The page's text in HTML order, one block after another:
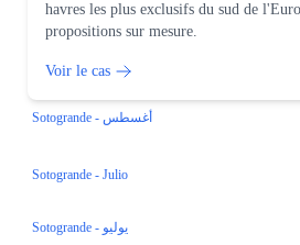
havres les plus exclusifs du sud de
propositions sur mesure.
Voir le cas
Sotogrande - أغسطس
Sotogrande - Julio
Sotogrande - يوليو